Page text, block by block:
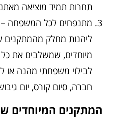
תחרות תמיד מוציאה
מתנפחים לכל המשפחה –
ליהנות מחלק מהמתקנים
מיוחדים, שמשלבים את
לבילוי משפחתי מהנה או
חברה, סיום קורס, יום
המתקנים המיוחדים